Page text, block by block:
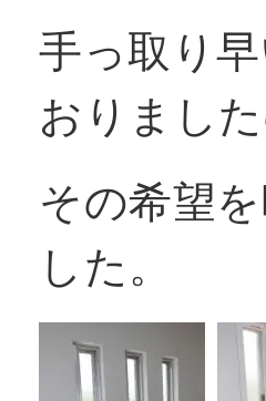
お問い合わ
手っ取り
おりまし
その希望
した。